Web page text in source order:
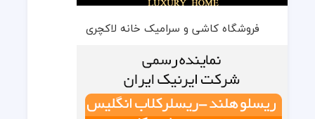
فروشگاه کاشی و سرامیک خانه لاکچری